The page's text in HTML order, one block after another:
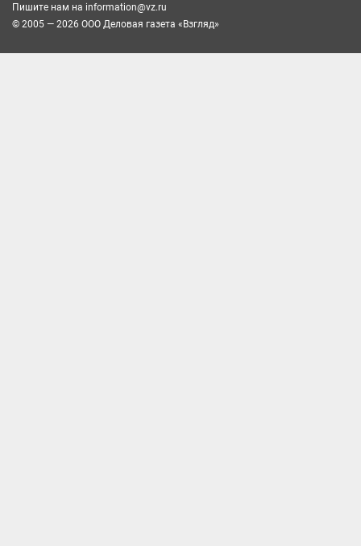
Пишите нам на information@vz.ru
© 2005 — 2026 ООО Деловая газета «Взгляд»